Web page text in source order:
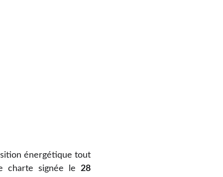
énergétique tout
charte signée le 28